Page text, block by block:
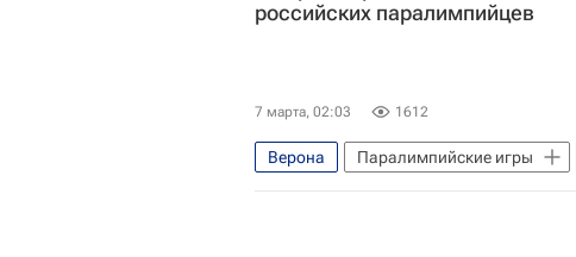
российских паралимпийцев
7 марта, 02:03 1612
Верона Паралимпийские игры